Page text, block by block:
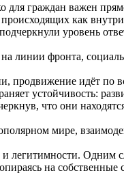
граждан важен
как
уровень
линии фронта,
продвижение идёт по
устойчивость:
что они
мире,
легитимности. Одним
на